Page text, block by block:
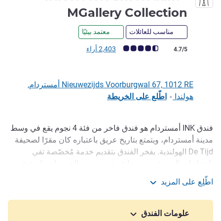
MGallery Collection
مناسب للعائلات معتمد بيئيًا
ملاحظة أراء العملاء (رأي ALL)
4.7/5 2,403 أراء
Nieuwezijds Voorburgwal 67, 1012 RE أمستردام,
هولندا - اطّلع على الخريطة
الوصف
فندق INK أمستردام هو فندق فاخر من فئة 4 نجوم يقع في وسط
مدينة أمستردام، ويتمتع بتاريخ عريق باعتباره كان مقرًا لصحيفة
De Tijd الهولندية. يفخر الفندق بتقديم خدمة مُخصّصة تفي
إقامة مميزة وفريدة للضيوف. يمكن للضيوف الاستمتاع بتجارب
أمستردام، حيث يبتكر خبراؤنا المهرة في فن مزج المشروبات
كوكتيلات مميزة مثل INKredible.
اطّلِع على المزيد
علومات الفندق